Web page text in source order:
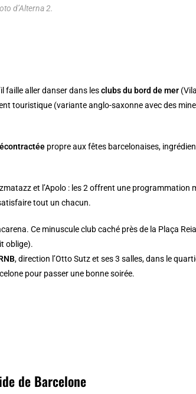
d’Alterna 2.
faille aller danser dans lesclubs du bord de mer
touristique (variante anglo-saxonne avec des
propre aux fêtes barcelonaises,
et l’Apolo : les 2 offrent une programmation
tout un chacun.
Ce minuscule club caché près de la Plaça
oblige).
, direction l’Otto Sutz et ses 3 salles, dans le
pour passer une bonne soirée.
de Barcelone